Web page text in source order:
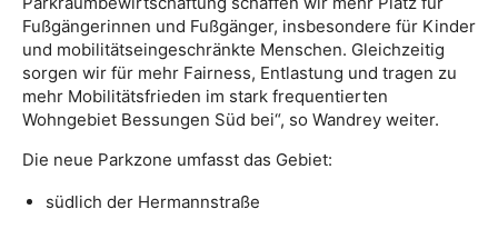
Fußgängerinnen und Fußgänger, insbesondere für Kinder
und mobilitätseingeschränkte Menschen. Gleichzeitig
sorgen wir für mehr Fairness, Entlastung und tragen zu
mehr Mobilitätsfrieden im stark frequentierten
Wohngebiet Bessungen Süd bei“, so Wandrey weiter.
Die neue Parkzone umfasst das Gebiet:
südlich der Hermannstraße